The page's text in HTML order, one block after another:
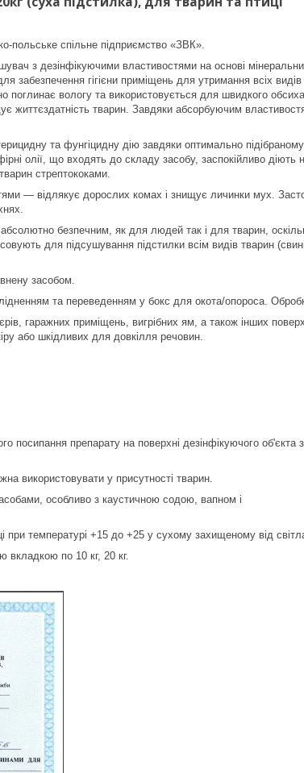
польське спільне підприємство «ЗВК».
з дезінфікуючими властивостями на основі
забезпечення гігієни приміщень для утримання всіх
поглинає вологу та використовується для швидкого
життєздатність тварин. Завдяки абсорбуючим
та фунгіцидну дію завдяки оптимально
олії, що входять до складу засобу, заспокійливо діють
стрептококами.
— відлякує дорослих комах і знищує личинки мух.
абсолютно безпечним, як для людей так і для тварин,
для підсушування підстилки всім видів тварин
засобом.
та переведенням у бокс для окота/опороса.
гаражних приміщень, вигрібних ям, а також інших
або шкідливих для довкілля речовин.
посипання препарату на поверхні дезінфікуючого об'єкта
використовувати у присутності тварин.
особливо з каустичною содою, вапном і
при температурі +15 до +25 у сухому захищеному від
вкладкою по 10 кг, 20 кг.